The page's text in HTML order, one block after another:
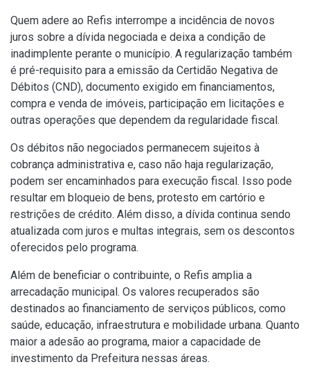
Quem adere ao Refis interrompe a incidência de novos
juros sobre a dívida negociada e deixa a condição de
inadimplente perante o município. A regularização também
é pré-requisito para a emissão da Certidão Negativa de
Débitos (CND), documento exigido em financiamentos,
compra e venda de imóveis, participação em licitações e
outras operações que dependem da regularidade fiscal.
Os débitos não negociados permanecem sujeitos à
cobrança administrativa e, caso não haja regularização,
podem ser encaminhados para execução fiscal. Isso pode
resultar em bloqueio de bens, protesto em cartório e
restrições de crédito. Além disso, a dívida continua sendo
atualizada com juros e multas integrais, sem os descontos
oferecidos pelo programa.
Além de beneficiar o contribuinte, o Refis amplia a
arrecadação municipal. Os valores recuperados são
destinados ao financiamento de serviços públicos, como
saúde, educação, infraestrutura e mobilidade urbana. Quanto
maior a adesão ao programa, maior a capacidade de
investimento da Prefeitura nessas áreas.